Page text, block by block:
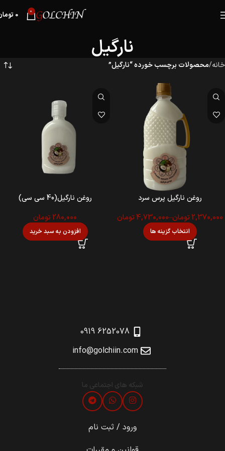
0
0
نارگیل
خانه محصولات برچسب خورده “نارگیل”
روغن نارگیل پرس سرد
2,370,000 تومان–
4,730,000 تومان
انتخاب گزینه ها
روغن نارگیل(40 سی سی)
280,000 تومان
افزودن به سبد خرید
6252078 0919
info@golchiin.com
شبکه های اجتماعی ما
ورود / ثبت نام